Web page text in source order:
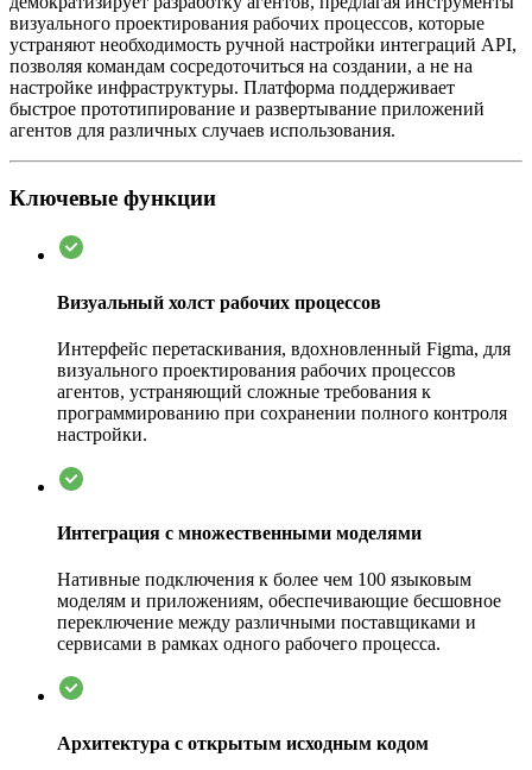
визуального проектирования рабочих процессов, которые
устраняют необходимость ручной настройки интеграций API,
позволяя командам сосредоточиться на создании, а не на
настройке инфраструктуры. Платформа поддерживает
быстрое прототипирование и развертывание приложений
агентов для различных случаев использования.
Ключевые функции
Визуальный холст рабочих процессов
Интерфейс перетаскивания, вдохновленный Figma, для
визуального проектирования рабочих процессов
агентов, устраняющий сложные требования к
программированию при сохранении полного контроля
настройки.
Интеграция с множественными моделями
Нативные подключения к более чем 100 языковым
моделям и приложениям, обеспечивающие бесшовное
переключение между различными поставщиками и
сервисами в рамках одного рабочего процесса.
Архитектура с открытым исходным кодом